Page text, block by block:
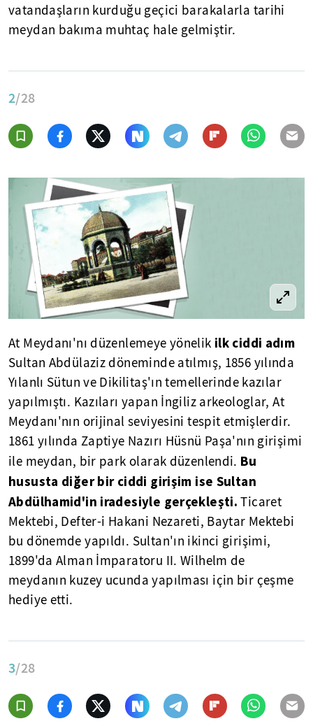
vatandaşların kurduğu geçici barakalarla tarihi
meydan bakıma muhtaç hale gelmiştir.
2/28
At Meydanı'nı düzenlemeye yönelik ilk ciddi adım
Sultan Abdülaziz döneminde atılmış, 1856 yılında
Yılanlı Sütun ve Dikilitaş'ın temellerinde kazılar
yapılmıştı. Kazıları yapan İngiliz arkeologlar, At
Meydanı'nın orijinal seviyesini tespit etmişlerdir.
1861 yılında Zaptiye Nazırı Hüsnü Paşa'nın girişimi
ile meydan, bir park olarak düzenlendi. Bu
hususta diğer bir ciddi girişim ise Sultan
Abdülhamid'in iradesiyle gerçekleşti. Ticaret
Mektebi, Defter-i Hakani Nezareti, Baytar Mektebi
bu dönemde yapıldı. Sultan'ın ikinci girişimi,
1899'da Alman İmparatoru II. Wilhelm de
meydanın kuzey ucunda yapılması için bir çeşme
hediye etti.
3/28